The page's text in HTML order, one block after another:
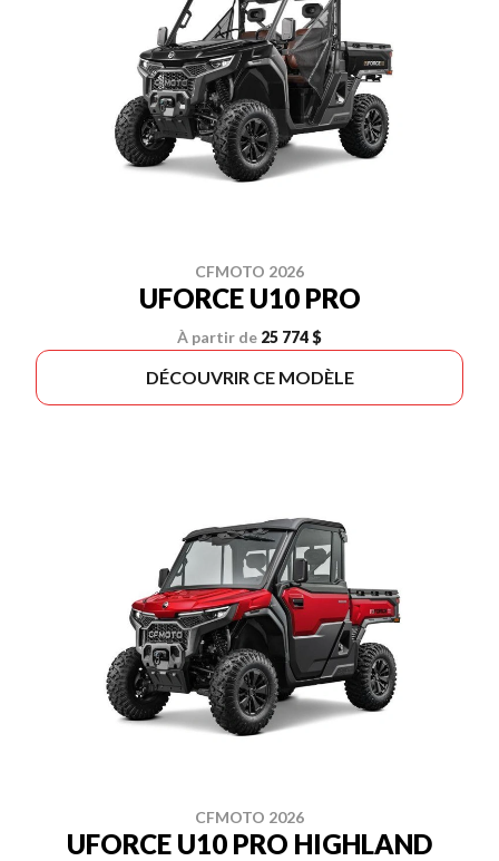
CFMOTO 2026
UFORCE U10 PRO
À partir de 25 774 $
DÉCOUVRIR CE MODÈLE
CFMOTO 2026
UFORCE U10 PRO HIGHLAND